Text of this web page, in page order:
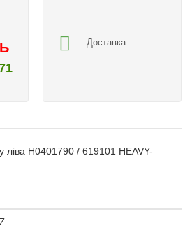
Доставка
ліва H0401790 / 619101 HEAVY-